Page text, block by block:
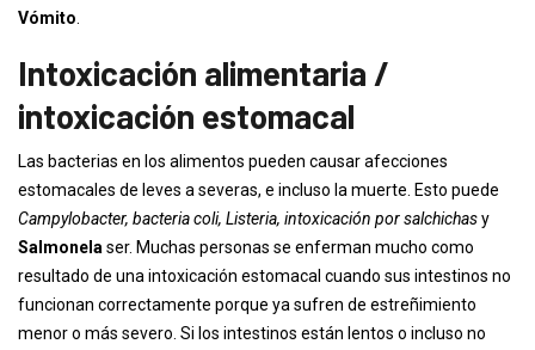
Vómito
Intoxicación alimentaria /
intoxicación estomacal
Las bacterias en los alimentos pueden causar afecciones
estomacales de leves a severas, e incluso la muerte. Esto puede
Campylobacter, bacteria coli, Listeria, intoxicación por salchichasy
Salmonela ser. Muchas personas se enferman mucho como
resultado de una intoxicación estomacal cuando sus intestinos no
funcionan correctamente porque ya sufren de estreñimiento
menor o más severo. Si los intestinos están lentos o incluso no